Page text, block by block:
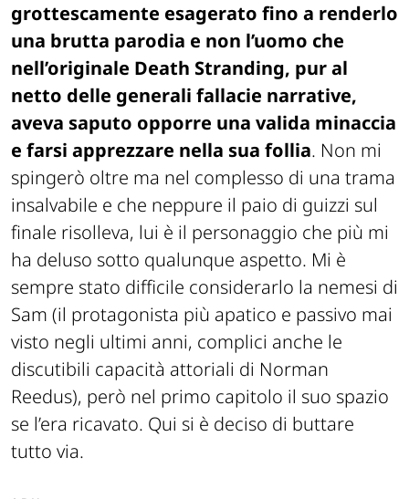
grottescamente esagerato fino a renderlo
una brutta parodia e non l’uomo che
nell’originale Death Stranding, pur al
netto delle generali fallacie narrative,
aveva saputo opporre una valida minaccia
e farsi apprezzare nella sua follia. Non mi
spingerò oltre ma nel complesso di una trama
insalvabile e che neppure il paio di guizzi sul
finale risolleva, lui è il personaggio che più mi
ha deluso sotto qualunque aspetto. Mi è
sempre stato difficile considerarlo la nemesi di
Sam (il protagonista più apatico e passivo mai
visto negli ultimi anni, complici anche le
discutibili capacità attoriali di Norman
Reedus), però nel primo capitolo il suo spazio
se l’era ricavato. Qui si è deciso di buttare
tutto via.